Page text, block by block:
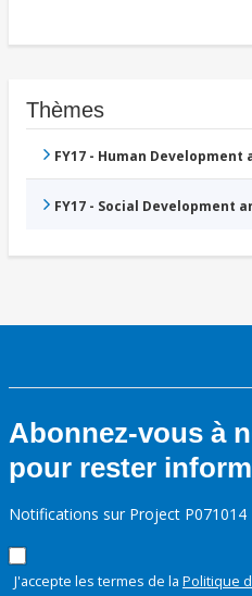
Thèmes
FY17 - Human Development
FY17 - Social Development
Abonnez-vous à
pour rester
Notifications sur Project P071014
J'accepte les termes de la Politique